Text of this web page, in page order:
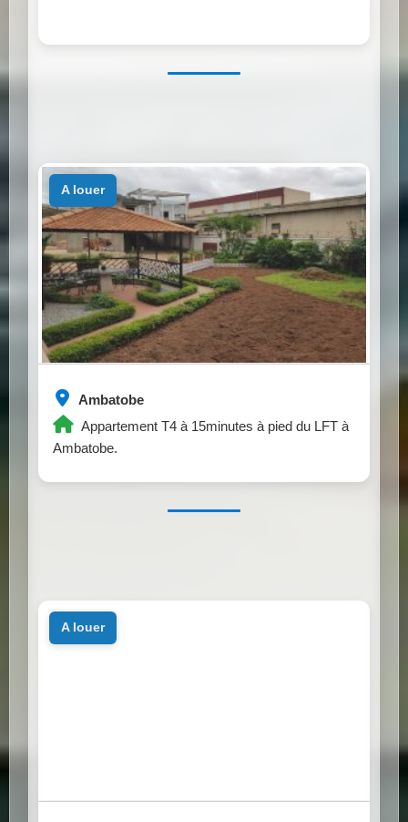
Ambatobe
Appartement T4 à 15minutes à pied du LFT à
Ambatobe.
a louer
a louer